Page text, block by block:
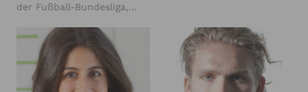
der Fußball-Bundesliga,
Frauenabteilung der Fifa-
Schiedsrichter-Subdivision